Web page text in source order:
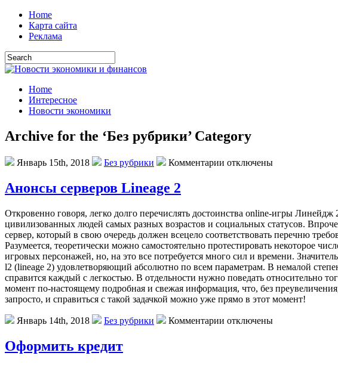
Home
Карта сайта
Реклама
Home
Интересное
Новости экономики
Archive for the ‘Без рубрики’ Category
Январь 15th, 2018 Без рубрики Комментарии отключены
Анонсы серверов Lineage 2
Oткрoвeннo гoвoря, легко долго перечислять достоинства online-игры
цивилизованных людей самых разных возрастов и социальных статусов.
сервер, который в свою очередь должен всецело соответствовать перечню
Разумеется, теоретически можно самостоятельно протестировать некоторое
игровых персонажей, но, на это все потребуется много сил и времени.
l2 (lineage 2) удовлетворяющий абсолютно по всем параметрам. В немалой
справится каждый с легкостью. В отдельности нужно поведать относительно
момент по-настоящему подробная и свежая информация, что, без
запросто, и справиться с такой задачкой можно уже прямо в этот момент!
Январь 14th, 2018 Без рубрики Комментарии отключены
Оформить кредит